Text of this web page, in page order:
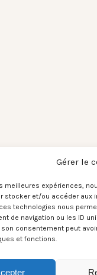
Gérer le
meilleures expériences,
stocker et/ou accéder aux
technologies nous
de navigation ou les ID
son consentement peut
et fonctions.